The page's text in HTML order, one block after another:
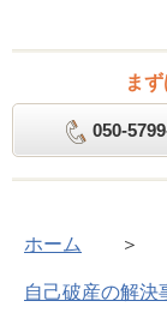
ま
050-
ホーム ＞
自己破産の解決